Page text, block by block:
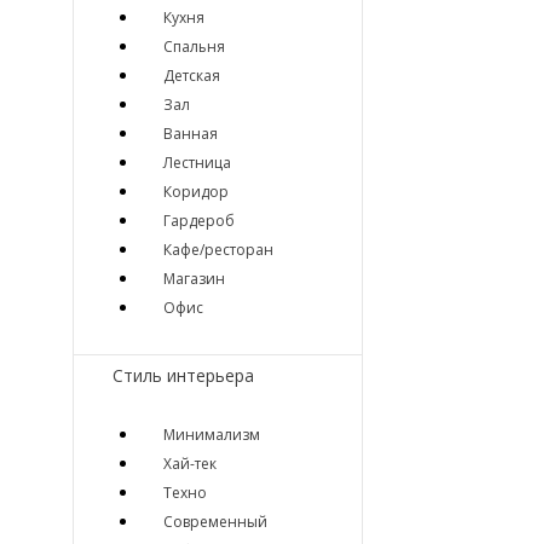
Кухня
Спальня
Детская
Зал
Ванная
Лестница
Коридор
Гардероб
Кафе/ресторан
Магазин
Офис
Стиль интерьера
Минимализм
Хай-тек
Техно
Современный